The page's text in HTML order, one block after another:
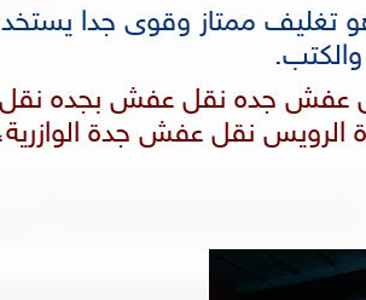
تغليف ممتاز وقوى جدا
والكتب.
عفش جده نقل عفش بجده
نقل عفش جدة